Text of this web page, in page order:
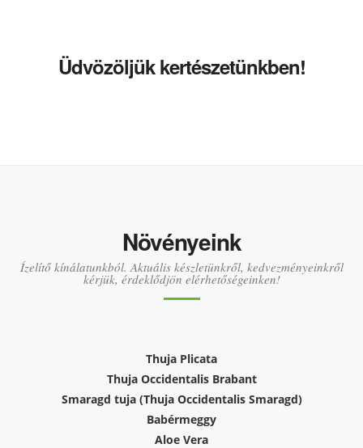
Üdvözöljük kertészetünkben!
Növényeink
Ízelítő kínálatunkból. Aktuális készletünkről, kedvezményeinkről
kérjük, érdeklődjön elérhetőségeinken!
Thuja Plicata
Thuja Occidentalis Brabant
Smaragd tuja (Thuja Occidentalis Smaragd)
Babérmeggy
Aloe Vera